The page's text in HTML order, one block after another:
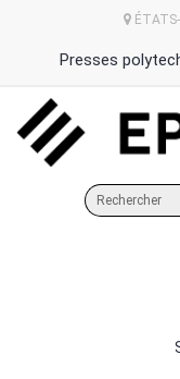
ÉTATS-
Presses